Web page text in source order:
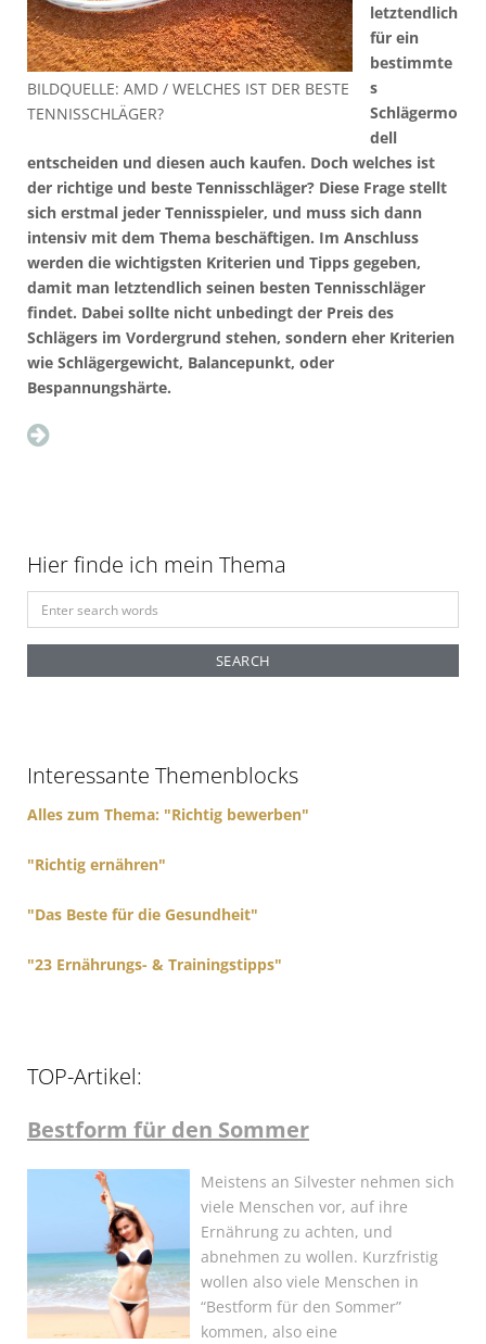
BILDQUELLE: AMD / WELCHES IST DER BESTE
TENNISSCHLÄGER?
letztendlich
für ein
bestimmte
s
Schlägermo
dell
entscheiden und diesen auch kaufen. Doch welches ist
der richtige und beste Tennisschläger? Diese Frage stellt
sich erstmal jeder Tennisspieler, und muss sich dann
intensiv mit dem Thema beschäftigen. Im Anschluss
werden die wichtigsten Kriterien und Tipps gegeben,
damit man letztendlich seinen besten Tennisschläger
findet. Dabei sollte nicht unbedingt der Preis des
Schlägers im Vordergrund stehen, sondern eher Kriterien
wie Schlägergewicht, Balancepunkt, oder
Bespannungshärte.
Hier finde ich mein Thema
e
r
o
Interessante Themenblocks
Alles zum Thema: "Richtig bewerben"
"Richtig ernähren"
"Das Beste für die Gesundheit"
"23 Ernährungs- & Trainingstipps"
TOP-Artikel:
Bestform für den Sommer
Meistens an Silvester nehmen sich
viele Menschen vor, auf ihre
Ernährung zu achten, und
abnehmen zu wollen. Kurzfristig
wollen also viele Menschen in
“Bestform für den Sommer”
kommen, also eine